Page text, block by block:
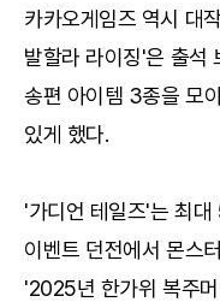
카카오게임즈 역시 대
발할라 라이징'은 출석
송편 아이템 3종을 모
있게 했다.
'가디언 테일즈'는 최대
이벤트 던전에서 몬스
'2025년 한가위 복주